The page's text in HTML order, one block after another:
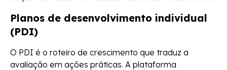
Planos de desenvolvimento individual
(PDI)
O PDI é o roteiro de crescimento que traduz a
avaliação em ações práticas. A plataforma